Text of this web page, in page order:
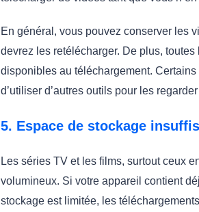
En général, vous pouvez conserver les
devrez les retélécharger. De plus,
disponibles au téléchargement.
d’utiliser d’autres outils pour les
5. Espace de stockage
Les séries TV et les films, surtout ceux
volumineux. Si votre appareil contient
stockage est limitée, les